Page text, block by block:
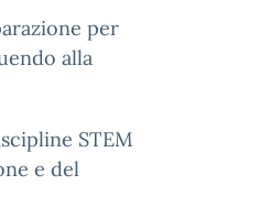
per
alla
STEM
e del